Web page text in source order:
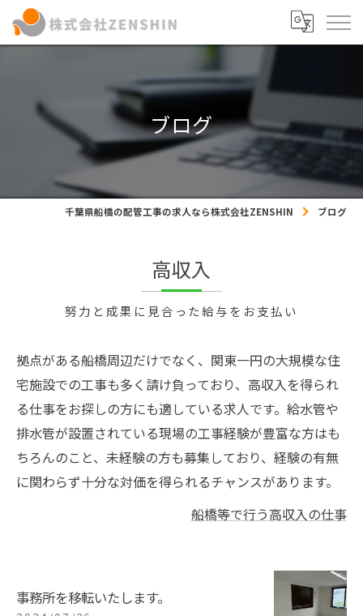
ブログ
千葉県船橋の配管工事の求人なら株式会社ZENSHIN ブログ
高収入
努力と成果に見合った給与をお支払い
拠点がある船橋周辺だけでなく、関東一円の大規模な住
宅施設での工事も多く請け負っており、高収入を得られ
る仕事をお探しの方にも適している求人です。給水管や
排水管が設置されている現場の工事経験が豊富な方はも
ちろんのこと、未経験の方も募集しており、経験の有無
に関わらず十分な対価を得られるチャンスがあります。
船橋等で行う高収入の仕事
事務所を移転いたします。